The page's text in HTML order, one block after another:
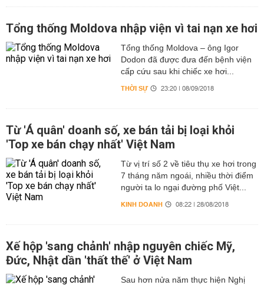
Tổng thống Moldova nhập viện vì tai nạn xe hơi
Tổng thống Moldova – ông Igor
Dodon đã được đưa đến bệnh viện
cấp cứu sau khi chiếc xe hơi...
THỜI SỰ 23:20 | 08/09/2018
Từ 'Á quân' doanh số, xe bán tải bị loại khỏi
'Top xe bán chạy nhất' Việt Nam
Từ vị trí số 2 về tiêu thụ xe hơi trong
7 tháng năm ngoái, nhiều thời điểm
người ta lo ngại đường phố Việt...
KINH DOANH 08:22 | 28/08/2018
Xế hộp 'sang chảnh' nhập nguyên chiếc Mỹ,
Đức, Nhật dần 'thất thế' ở Việt Nam
Sau hơn nửa năm thực hiện Nghị